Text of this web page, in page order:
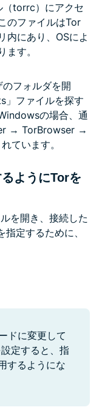
（torrc）にアクセ
のファイルはTor
内にあり、OSによ
す。
フォルダを開
ファイルを探す
の場合、通
→ TorBrowser →
ています。
ようにTorを
を開き、接続した
定するために、
ドに変更して
定すると、指
するようにな